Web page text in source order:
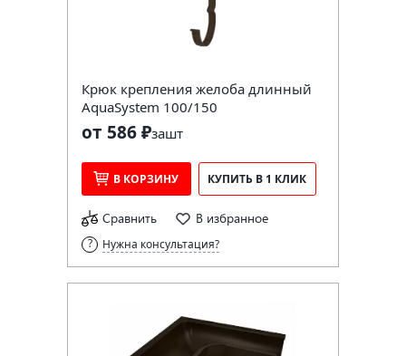
Крюк крепления желоба длинный
AquaSystem 100/150
от 586 ₽зашт
В КОРЗИНУ КУПИТЬ В 1 КЛИК
Сравнить В избранное
Нужна консультация?